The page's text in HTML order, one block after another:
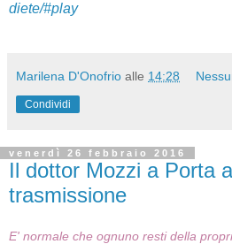
diete/#play
Marilena D'Onofrio alle 14:28
Condividi
venerdì 26 febbraio 2016
Il dottor Mozzi a Porta
trasmissione
E' normale che ognuno resti della